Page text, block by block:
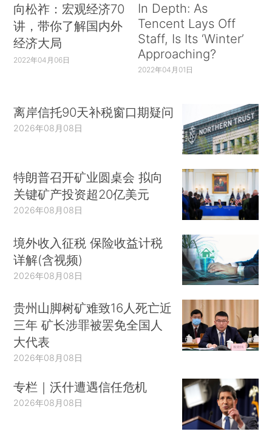
向松祚：宏观经济70
讲，带你了解国内外
经济大局
2022年04月06日
In Depth: As
Tencent Lays Off
Staff, Is Its ‘Winter’
Approaching?
2022年04月01日
离岸信托90天补税窗口期疑问
2026年08月08日
特朗普召开矿业圆桌会 拟向
关键矿产投资超20亿美元
2026年08月08日
境外收入征税 保险收益计税
详解(含视频)
2026年08月08日
贵州山脚树矿难致16人死亡近
三年 矿长涉罪被罢免全国人
大代表
2026年08月08日
专栏｜沃什遭遇信任危机
2026年08月08日